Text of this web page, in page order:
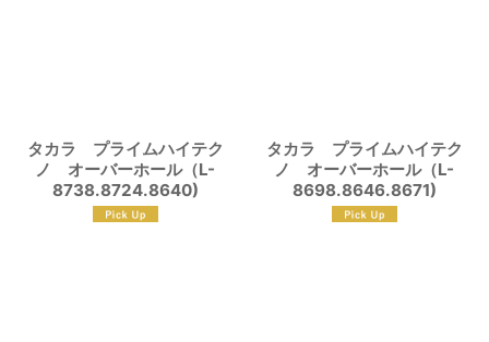
タカラ プライムハイテク
ノ オーバーホール（L-
8738.8724.8640)
タカラ プライムハイテク
ノ オーバーホール（L-
8698.8646.8671)